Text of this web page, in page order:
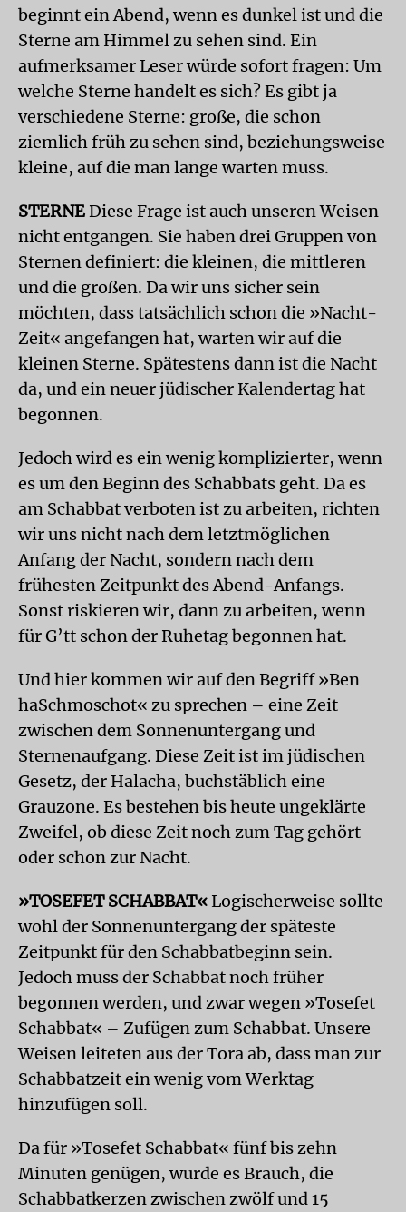
beginnt ein Abend, wenn es dunkel ist und die
Sterne am Himmel zu sehen sind. Ein
aufmerksamer Leser würde sofort fragen: Um
welche Sterne handelt es sich? Es gibt ja
verschiedene Sterne: große, die schon
ziemlich früh zu sehen sind, beziehungsweise
kleine, auf die man lange warten muss.
STERNE Diese Frage ist auch unseren Weisen
nicht entgangen. Sie haben drei Gruppen von
Sternen definiert: die kleinen, die mittleren
und die großen. Da wir uns sicher sein
möchten, dass tatsächlich schon die »Nacht-
Zeit« angefangen hat, warten wir auf die
kleinen Sterne. Spätestens dann ist die Nacht
da, und ein neuer jüdischer Kalendertag hat
begonnen.
Jedoch wird es ein wenig komplizierter, wenn
es um den Beginn des Schabbats geht. Da es
am Schabbat verboten ist zu arbeiten, richten
wir uns nicht nach dem letztmöglichen
Anfang der Nacht, sondern nach dem
frühesten Zeitpunkt des Abend-Anfangs.
Sonst riskieren wir, dann zu arbeiten, wenn
für G’tt schon der Ruhetag begonnen hat.
Und hier kommen wir auf den Begriff »Ben
haSchmoschot« zu sprechen – eine Zeit
zwischen dem Sonnenuntergang und
Sternenaufgang. Diese Zeit ist im jüdischen
Gesetz, der Halacha, buchstäblich eine
Grauzone. Es bestehen bis heute ungeklärte
Zweifel, ob diese Zeit noch zum Tag gehört
oder schon zur Nacht.
»TOSEFET SCHABBAT« Logischerweise sollte
wohl der Sonnenuntergang der späteste
Zeitpunkt für den Schabbatbeginn sein.
Jedoch muss der Schabbat noch früher
begonnen werden, und zwar wegen »Tosefet
Schabbat« – Zufügen zum Schabbat. Unsere
Weisen leiteten aus der Tora ab, dass man zur
Schabbatzeit ein wenig vom Werktag
hinzufügen soll.
Da für »Tosefet Schabbat« fünf bis zehn
Minuten genügen, wurde es Brauch, die
Schabbatkerzen zwischen zwölf und 15